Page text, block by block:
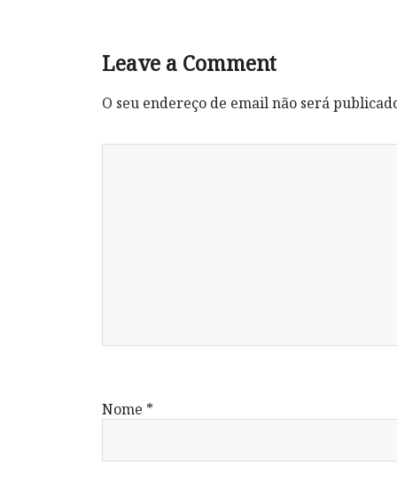
Leave a Comment
O seu endereço de email não será
Nome *